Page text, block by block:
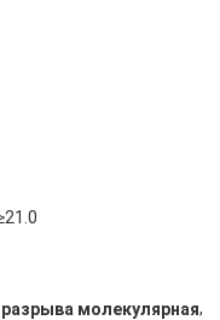
молекулярная,